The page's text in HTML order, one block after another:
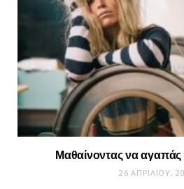
Μαθαίνοντας να
26 ΑΠΡΙΛΊΟΥ,